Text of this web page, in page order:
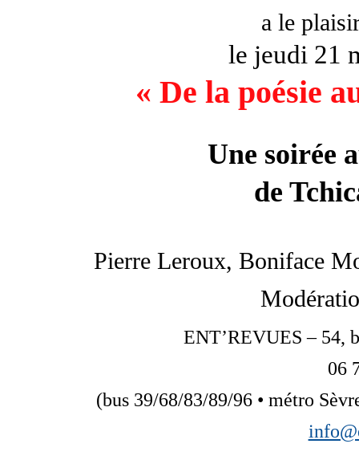
a le
le jeudi 21
« De la poésie
Une soirée
de
Pierre Leroux, Boniface
ENT’REVUES – 54,
06
(bus 39/68/83/89/96 • métro